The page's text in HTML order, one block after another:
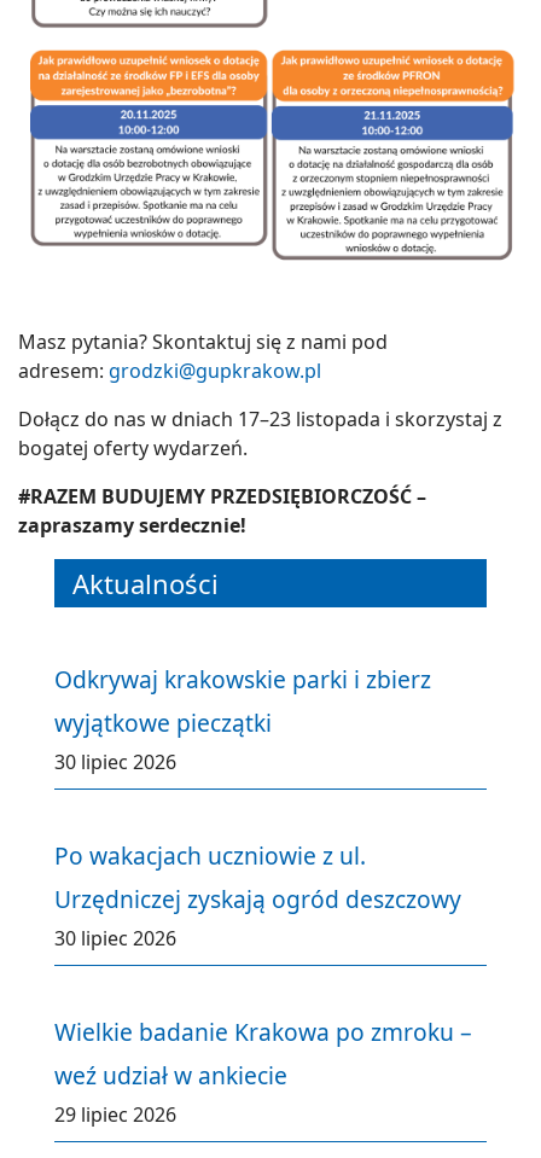
Masz pytania? Skontaktuj się z nami pod
adresem: grodzki@gupkrakow.pl
Dołącz do nas w dniach 17–23 listopada i skorzystaj z
bogatej oferty wydarzeń.
#RAZEM BUDUJEMY PRZEDSIĘBIORCZOŚĆ –
zapraszamy serdecznie!
Aktualności
Odkrywaj krakowskie parki i zbierz
wyjątkowe pieczątki
30 lipiec 2026
Po wakacjach uczniowie z ul.
Urzędniczej zyskają ogród deszczowy
30 lipiec 2026
Wielkie badanie Krakowa po zmroku –
weź udział w ankiecie
29 lipiec 2026